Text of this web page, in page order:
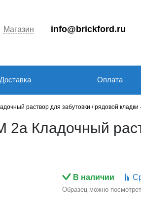
Магазин info@brickford.ru
Доставка Оплата
раствор для забутовки / рядовой кладки
2a Кладочный
В наличии
Образец можно